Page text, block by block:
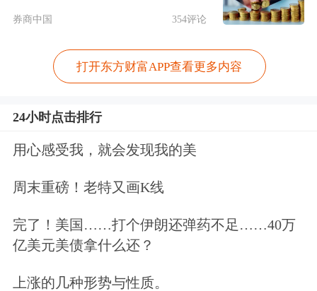
“这种结构的价值在于实现了信用增进
与市场化风险识别之间的平衡，使得本
项目成为中国境内债券市场首单非全额
券市场的发展中国家主权发行人，可以
通过合理的信用增进机制降低首发难
度，同时通过市场化发行逐步积累投资
者基础。
券商中国 354评论
打开东方财富APP查看更多内容
24小时点击排行
用心感受我，就会发现我的美
周末重磅！老特又画K线
完了！美国……打个伊朗还弹药不足……40万
亿美元美债拿什么还？
上涨的几种形势与性质。